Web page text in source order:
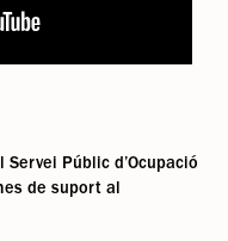
Públic d’Ocupació
de suport al